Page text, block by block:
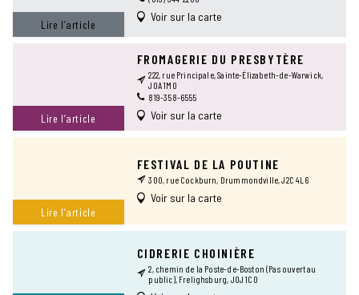
Lire l’article
Voir sur la carte
Lire l’article
FROMAGERIE DU PRESBYTÈRE
222, rue Principale, Sainte-Élizabeth-de-Warwick,
J0A 1M0
819-358-6555
Voir sur la carte
Lire l’article
FESTIVAL DE LA POUTINE
300, rue Cockburn, Drummondville, J2C 4L6
Voir sur la carte
CIDRERIE CHOINIÈRE
2, chemin de la Poste-de-Boston (Pas ouvert au
public), Frelighsburg, J0J 1C0